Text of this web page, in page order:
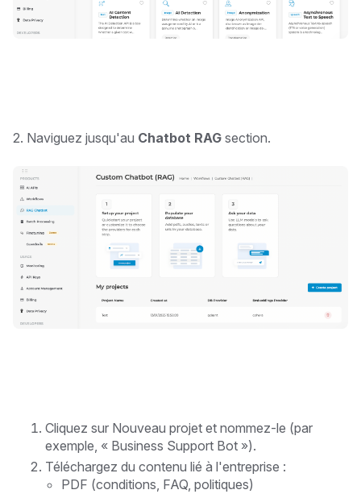
2. Naviguez jusqu'au Chatbot RAG section.
Cliquez sur Nouveau projet et nommez-le (par
exemple, « Business Support Bot »).
Téléchargez du contenu lié à l'entreprise :
PDF (conditions, FAQ, politiques)